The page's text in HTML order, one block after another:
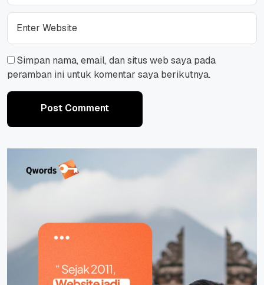
Simpan nama, email, dan situs web saya pada
peramban ini untuk komentar saya berikutnya.
Post Comment